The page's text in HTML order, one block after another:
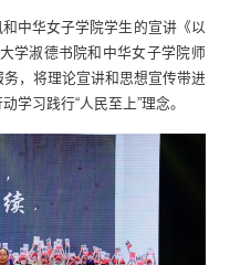
中华女子学院学生的宣讲《以
学淑德书院和中华女子学院师
，将理论宣讲和思想宣传带进
学习践行“人民至上”理念。